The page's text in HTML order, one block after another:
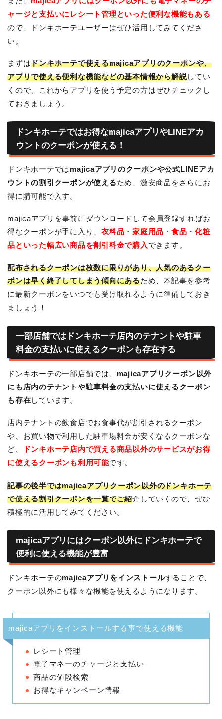
ャージと支払いにレシート管理といった便利な機能もある
ので、ドンキホーテユーザーはぜひ活用してみてくださ
い。
まずはドンキホーテで使えるmajicaアプリのクーポンや、
アプリで使える便利な機能などの基本情報から解説してい
くので、これからアプリを使う予定の方はぜひチェックし
ておきましょう。
ドンキホーテではお得なmajicaアプリやLINEアカ
ウントのクーポンが使える！
ドンキホーテではmajicaアプリのクーポンや公式LINEアカ
ウントの割引クーポンが使えるため、激安商品をさらにお
得に購可能で入す。
majicaアプリを事前にダウンロードして会員登録すればお
得なクーポンが手に入り、衣料品・家庭用品・食品・化粧
品といった幅広い商品を割引料金で購入 できます。
配布されるクーポンは枚数に限りがあり、人気のあるクー
ポンは早く終了してしまう傾向にあるため、本記事を参考
に最新クーポンをいつでも受け取れるように準備しておき
ましょう！
一部店舗ではドンキホーテ店内のテナントや駐車
料金の支払いに使えるクーポンも存在する
ドンキホーテの一部店舗では、 majicaアプリクーポン以外
にも店内のテナントや駐車料金の支払いに使えるクーポン
も存在しています。
店内テナントの飲食店でお食事代が割引されるクーポン
や、お買い物で利用した駐車場料金が安くなるクーポンな
ど、
ドンキホーテ店内で買える商品以外のサービスがお得
に使えるクーポンも利用可能です。
記事の後半ではmajicaアプリクーポン以外のドンキホーテ
で使える割引クーポンを一覧でご紹介していくので、ぜひ
積極的に活用してみてください。
majicaアプリにはクーポン以外にドンキホーテで
便利に使える機能が豊富
ドンキホーテのmajicaアプリをインストールすることで、
クーポン以外にも様々な機能を使えるようになります。
majicaアプリをインストールする事で使える機能
レシート管理
電子マネーのチャージと支払い
商品の値段検索
お得なキャンペーン情報